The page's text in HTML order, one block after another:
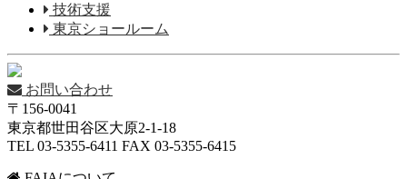
技術支援
東京ショールーム
お問い合わせ
〒156-0041
東京都世田谷区大原2-1-18
TEL 03-5355-6411 FAX 03-5355-6415